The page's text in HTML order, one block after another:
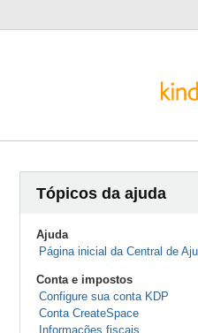
Tópicos da ajuda
Ajuda
Página inicial da Central de
Conta e impostos
Configure sua conta KDP
Conta CreateSpace
Informações fiscais